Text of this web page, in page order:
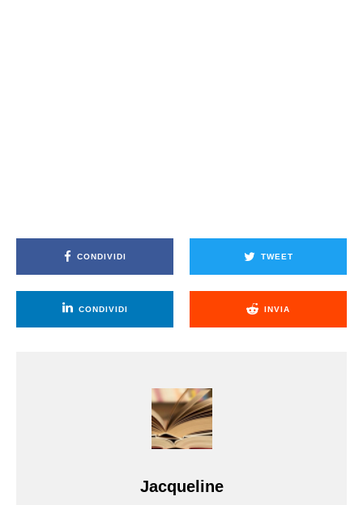
CONDIVIDI TWEET
CONDIVIDI INVIA
Jacqueline